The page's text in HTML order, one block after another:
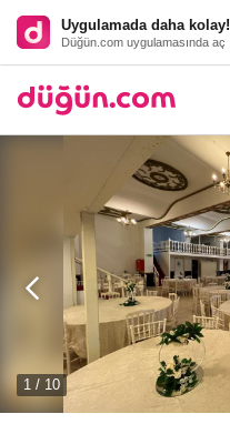
Uygulamada daha kolay!
Düğün.com uygulamasında aç
1 / 10